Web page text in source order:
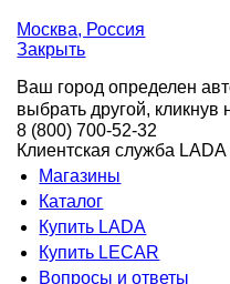
Москва, Россия
Закрыть
Ваш город определен
выбрать другой, кликнув
8 (800) 700-52-32
Клиентская служба LADA
Магазины
Каталог
Купить LADA
Купить LECAR
Вопросы и ответы